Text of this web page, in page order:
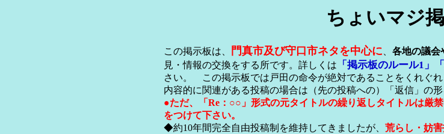
ちょいマジ
この掲示板は、 門真市及び守口市ネタを中心に、 各地の議会
見・情報の交換をする所です。詳しくは
「掲示板のルール1」
さい。 この掲示板では戸田の命令が絶対であることをくれぐれ
内容的に関連がある投稿の場合は（先の投稿への）「返信」の形
●ただ、「Re：○○」形式の元タイトルの繰り返しタイトルは厳
をつけて下さい。
◆約10年間完全自由投稿制を維持してきましたが、 荒らし・妨